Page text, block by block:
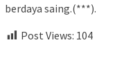
berdaya saing.(***).
Post Views: 104